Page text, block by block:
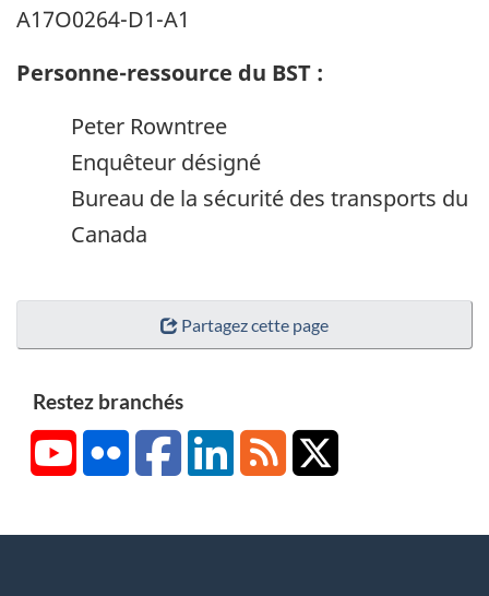
A17O0264-D1-A1
Personne-ressource du BST :
Peter Rowntree
Enquêteur désigné
Bureau de la sécurité des transports du
Canada
Partagez cette page
Restez branchés
YouTubeFlickr FacebookLinkedInRSS